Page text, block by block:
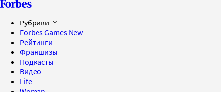
Рубрики
Forbes Games New
Рейтинги
Франшизы
Подкасты
Видео
Life